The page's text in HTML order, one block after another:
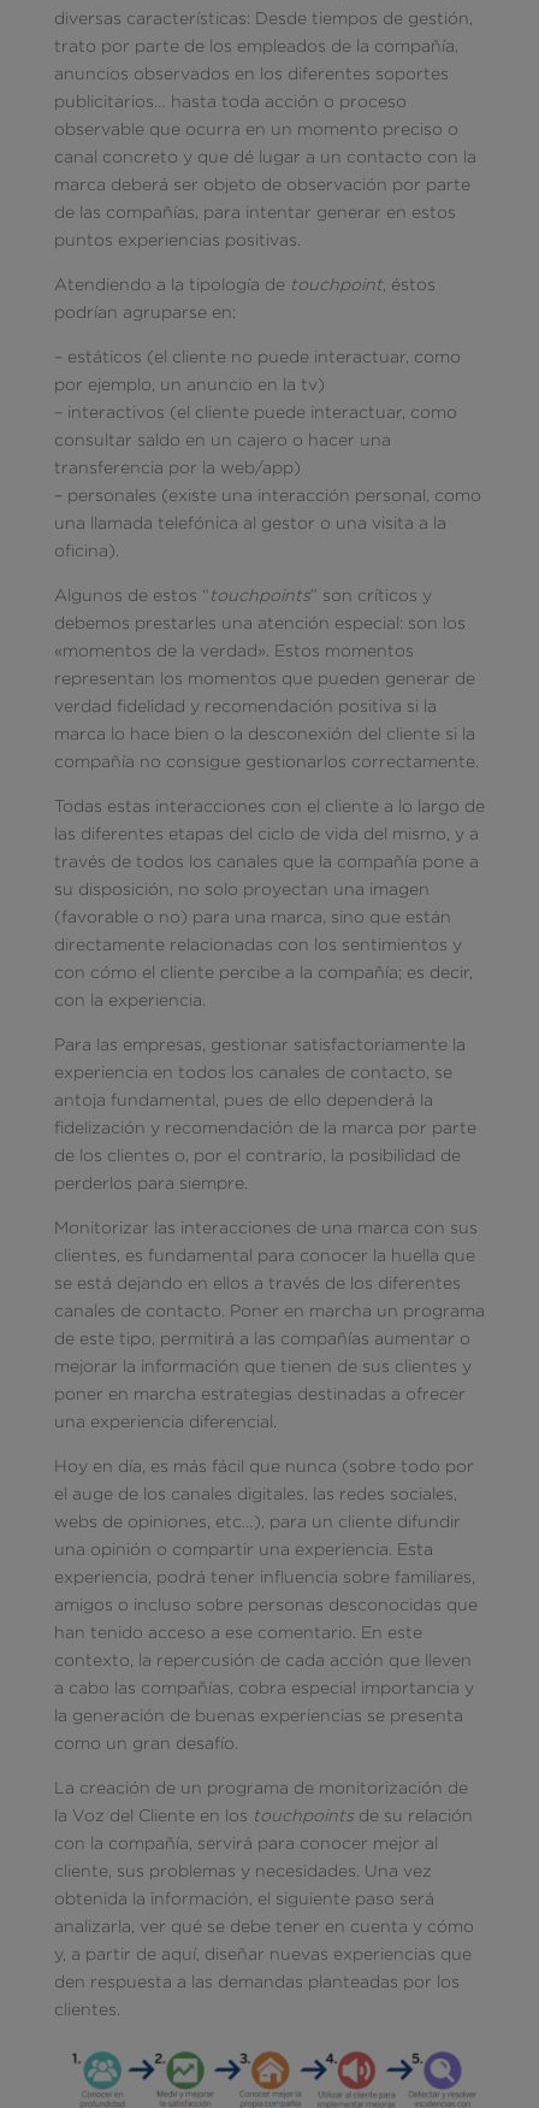
diversas características: Desde tiempos de gestión,
trato por parte de los empleados de la compañía,
anuncios observados en los diferentes soportes
publicitarios… hasta toda acción o proceso
observable que ocurra en un momento preciso o
canal concreto y que dé lugar a un contacto con la
marca deberá ser objeto de observación por parte
de las compañías, para intentar generar en estos
puntos experiencias positivas.
Atendiendo a la tipología de touchpoint, éstos
podrían agruparse en:
– estáticos (el cliente no puede interactuar, como
por ejemplo, un anuncio en la tv)
– interactivos (el cliente puede interactuar, como
consultar saldo en un cajero o hacer una
transferencia por la web/app)
– personales (existe una interacción personal, como
una llamada telefónica al gestor o una visita a la
oficina).
Algunos de estos “ touchpoints” son críticos y
debemos prestarles una atención especial: son los
«momentos de la verdad». Estos momentos
representan los momentos que pueden generar de
verdad fidelidad y recomendación positiva si la
marca lo hace bien o la desconexión del cliente si la
compañía no consigue gestionarlos correctamente.
Todas estas interacciones con el cliente a lo largo de
las diferentes etapas del ciclo de vida del mismo, y a
través de todos los canales que la compañía pone a
su disposición, no solo proyectan una imagen
(favorable o no) para una marca, sino que están
directamente relacionadas con los sentimientos y
con cómo el cliente percibe a la compañía; es decir,
con la experiencia.
Para las empresas, gestionar satisfactoriamente la
experiencia en todos los canales de contacto, se
antoja fundamental, pues de ello dependerá la
fidelización y recomendación de la marca por parte
de los clientes o, por el contrario, la posibilidad de
perderlos para siempre.
Monitorizar las interacciones de una marca con sus
clientes, es fundamental para conocer la huella que
se está dejando en ellos a través de los diferentes
canales de contacto. Poner en marcha un programa
de este tipo, permitirá a las compañías aumentar o
mejorar la información que tienen de sus clientes y
poner en marcha estrategias destinadas a ofrecer
una experiencia diferencial.
Hoy en día, es más fácil que nunca (sobre todo por
el auge de los canales digitales, las redes sociales,
webs de opiniones, etc…), para un cliente difundir
una opinión o compartir una experiencia. Esta
experiencia, podrá tener influencia sobre familiares,
amigos o incluso sobre personas desconocidas que
han tenido acceso a ese comentario. En este
contexto, la repercusión de cada acción que lleven
a cabo las compañías, cobra especial importancia y
la generación de buenas experiencias se presenta
como un gran desafío.
La creación de un programa de monitorización de
la Voz del Cliente en los touchpointsde su relación
con la compañía, servirá para conocer mejor al
cliente, sus problemas y necesidades. Una vez
obtenida la información, el siguiente paso será
analizarla, ver qué se debe tener en cuenta y cómo
y, a partir de aquí, diseñar nuevas experiencias que
den respuesta a las demandas planteadas por los
clientes.